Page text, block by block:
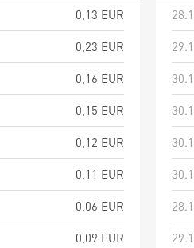
0,13 EUR
0,23 EUR
0,16 EUR
0,15 EUR
0,12 EUR
0,11 EUR
0,06 EUR
0,09 EUR